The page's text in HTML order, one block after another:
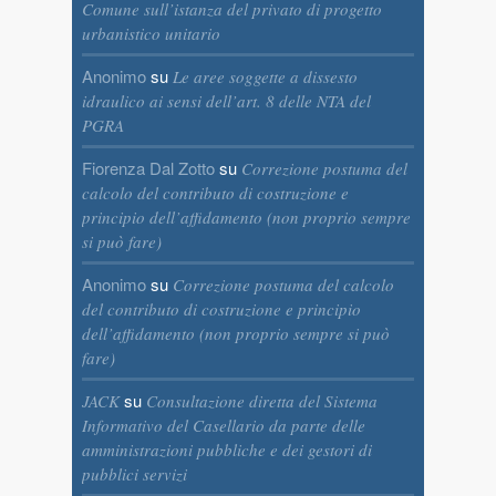
Comune sull’istanza del privato di progetto
urbanistico unitario
Anonimosu Le aree soggette a dissesto
idraulico ai sensi dell’art. 8 delle NTA del
PGRA
Fiorenza Dal Zottosu Correzione postuma del
calcolo del contributo di costruzione e
principio dell’affidamento (non proprio sempre
si può fare)
Anonimosu Correzione postuma del calcolo
del contributo di costruzione e principio
dell’affidamento (non proprio sempre si può
fare)
JACKsu Consultazione diretta del Sistema
Informativo del Casellario da parte delle
amministrazioni pubbliche e dei gestori di
pubblici servizi